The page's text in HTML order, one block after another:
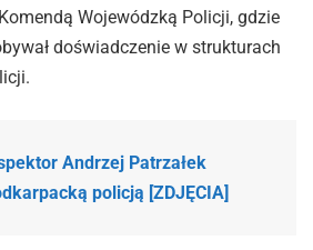
Wojewódzką Policji, gdzie
doświadczenie w strukturach
Andrzej Patrzałek
policją [ZDJĘCIA]